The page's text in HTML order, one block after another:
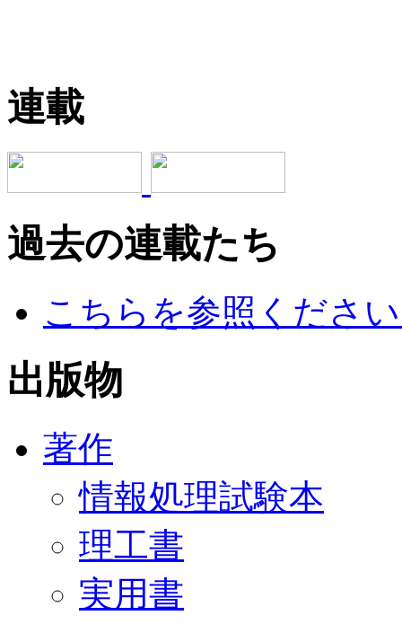
連載
過去の連載たち
こちらを参照くださ
出版物
著作
情報処理試験本
理工書
実用書